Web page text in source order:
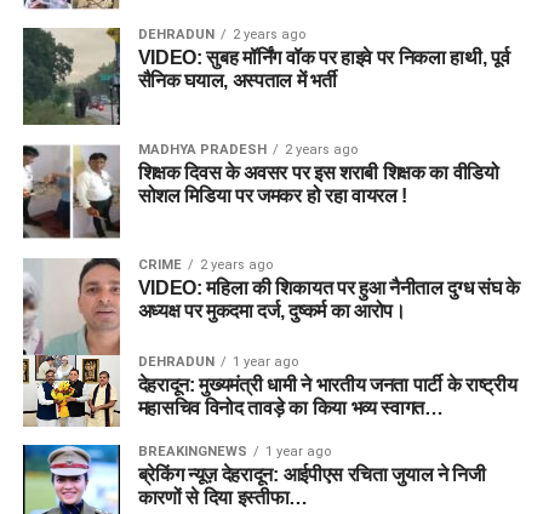
DEHRADUN 2 years ago
VIDEO: सुबह मॉर्निंग वॉक पर हाइवे पर निकला हाथी, पूर्व
सैनिक घयाल, अस्पताल में भर्ती
MADHYA PRADESH 2 years ago
शिक्षक दिवस के अवसर पर इस शराबी शिक्षक का वीडियो
सोशल मिडिया पर जमकर हो रहा वायरल !
CRIME 2 years ago
VIDEO: महिला की शिकायत पर हुआ नैनीताल दुग्ध संघ के
अध्यक्ष पर मुकदमा दर्ज, दुष्कर्म का आरोप।
DEHRADUN 1 year ago
देहरादून: मुख्यमंत्री धामी ने भारतीय जनता पार्टी के राष्ट्रीय
महासचिव विनोद तावड़े का किया भव्य स्वागत…
BREAKINGNEWS 1 year ago
ब्रेकिंग न्यूज़ देहरादून: आईपीएस रचिता जुयाल ने निजी
कारणों से दिया इस्तीफा…